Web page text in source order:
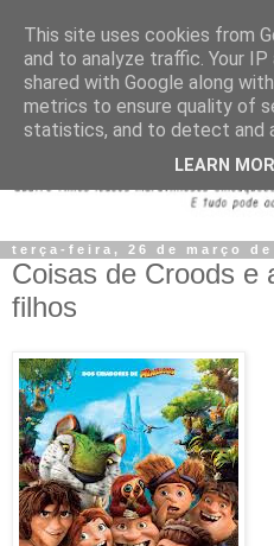
terça-feira, 26 de março de
Coisas de Croods e
filhos
This site uses cookies from
and to analyze traffic. Your
shared with Google along
metrics to ensure quality of
statistics, and to detect and
LEARN